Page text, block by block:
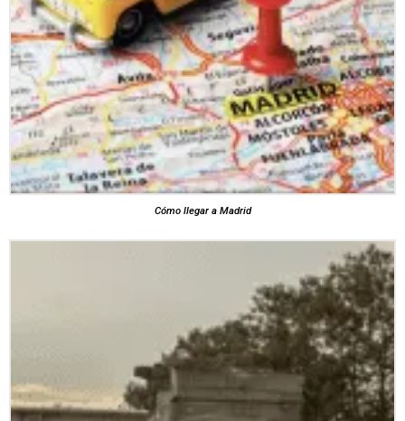
Cómo llegar a Madrid